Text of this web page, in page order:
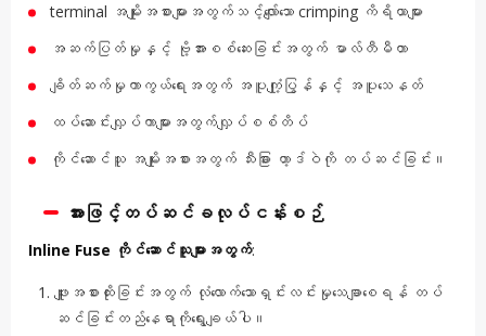
terminal အမျိုးအစားများအတွက်သင့်လျော်သော crimping ကိရိယာများ
အဆက်ပြတ်မှုနှင့် ဗို့အားစစ်ဆေးခြင်းအတွက် မာလ်တီမီတာ
ချိတ်ဆက်မှုကာကွယ်ရေးအတွက် အပူကျုံ့ပြွန်နှင့် အပူသေနတ်
ထပ်ဆောင်းလျှပ်ကာများအတွက်လျှပ်စစ်တိပ်
ကိုင်ဆောင်သူ အမျိုးအစားအတွက် သီးခြား ဟာ့ဒ်ဝဲကို တပ်ဆင်ခြင်း။
အားဖြင့်တပ်ဆင်ခလုပ်ငန်းစဉ်
Inline Fuse ကိုင်ဆောင်သူများအတွက်:
ဖျူးအစားထိုးခြင်းအတွက် လုံလောက်သောရှင်းလင်းမှုသေချာစေရန် တပ်
ဆင်ခြင်းတည်နေရာကိုရွေးချယ်ပါ။